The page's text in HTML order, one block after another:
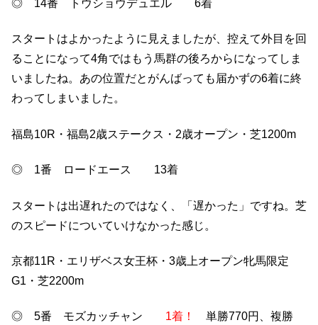
◎ 14番 トウショウデュエル 6着
スタートはよかったように見えましたが、控えて外目を回
ることになって4角ではもう馬群の後ろからになってしま
いましたね。あの位置だとがんばっても届かずの6着に終
わってしまいました。
福島10R・福島2歳ステークス・2歳オープン・芝1200m
◎ 1番 ロードエース 13着
スタートは出遅れたのではなく、「遅かった」ですね。芝
のスピードについていけなかった感じ。
京都11R・エリザベス女王杯・3歳上オープン牝馬限定
G1・芝2200m
◎ 5番 モズカッチャン 1着！ 単勝770円、複勝